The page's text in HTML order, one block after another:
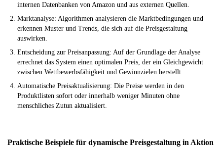
internen Datenbanken von Amazon und aus externen Quellen.
Marktanalyse: Algorithmen analysieren die Marktbedingungen und
erkennen Muster und Trends, die sich auf die Preisgestaltung
auswirken.
Entscheidung zur Preisanpassung: Auf der Grundlage der Analyse
errechnet das System einen optimalen Preis, der ein Gleichgewicht
zwischen Wettbewerbsfähigkeit und Gewinnzielen herstellt.
Automatische Preisaktualisierung: Die Preise werden in den
Produktlisten sofort oder innerhalb weniger Minuten ohne
menschliches Zutun aktualisiert.
Praktische Beispiele für dynamische Preisgestaltung in Aktion